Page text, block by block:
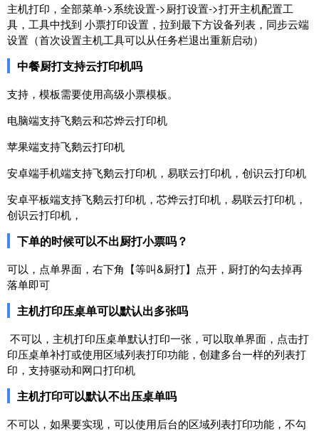
主机打印，全部菜单->系统设置->厨打设置->打开主机配置工
具，工具中找到 小票打印设置，拉到最下方设备列表，同步云端
设置（首次设置主机工具可以从任务栏退出重新启动）
中餐厨打支持云打印机吗
支持，模板需要使用高级小票模板。
电脑端支持飞鹅云和芯烨云打印机
苹果端支持飞鹅云打印机
安卓端手机端支持飞鹅云打印机，易联云打印机，创识云打印机
安卓平板端支持飞鹅云打印机，芯烨云打印机，易联云打印机，
创识云打印机，
下单的时候可以不出厨打小票吗？
可以，点单界面，右下角【等叫&厨打】点开，厨打的勾去掉再
落单即可
主机打印压桌单可以默认出多张吗
不可以，主机打印压桌单默认打印一张，可以取单界面，点击打
印压桌单补打或使用区域列表打印功能，创建多台一样的列表打
印，支持驱动和网口打印机
主机打印可以默认不出压桌单吗
不可以，如果要实现，可以使用后台的区域列表打印功能，不勾